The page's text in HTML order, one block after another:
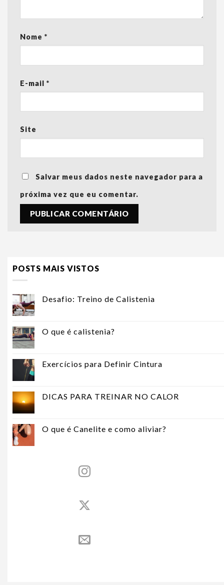
Nome *
E-mail *
Site
Salvar meus dados neste navegador para a
próxima vez que eu comentar.
POSTS MAIS VISTOS
Desafio: Treino de Calistenia
O que é calistenia?
Exercícios para Definir Cintura
DICAS PARA TREINAR NO CALOR
O que é Canelite e como aliviar?